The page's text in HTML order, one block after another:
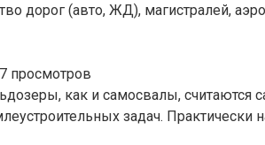
дорог (авто, ЖД), магистралей,
просмотров
как и самосвалы,
задач.